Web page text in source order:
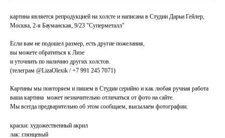
картина является репродукцией на холсте и написана в Студии Дарьи Гейлер,
Москва, 2-я Бауманская, 9/23 "Суперметалл"
Если вам не подошел размер, есть другие пожелания,
вы можете обратиться к Лизе
и уточнить по наличию других холстов.
(телеграм @LizaOlexik / +7 991 245 7071)
Картины мы повторяем и пишем в Студии серийно и как любая ручная работа
ваша картина может незначительно отличаться от фото на сайте.
Мы всегда предварительно об этом сообщаем, высылаем фотографии.
краски: художественный акрил
лак: глянцевый